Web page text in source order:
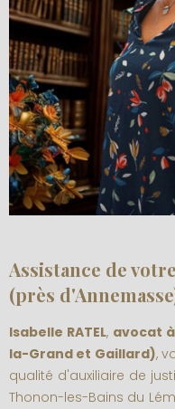
Assistance de
(près
Isabelle RATEL, avocat
la-Grand et Gaillard),
qualité d'auxiliaire de
Thonon-les-Bains du